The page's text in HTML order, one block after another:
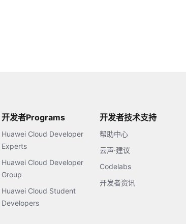
开发者Programs
Huawei Cloud Developer
Experts
Huawei Cloud Developer
Group
Huawei Cloud Student
Developers
开发者技术支持
帮助中心
云声·建议
Codelabs
开发者资讯